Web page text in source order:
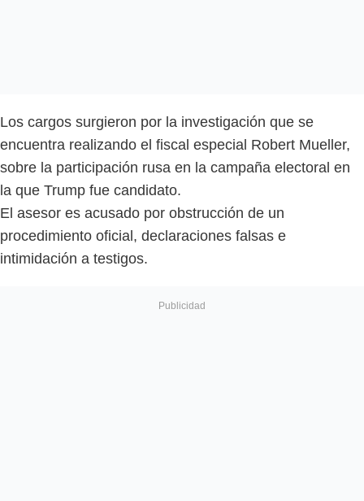
Los cargos surgieron por la investigación que se
encuentra realizando el fiscal especial Robert Mueller,
sobre la participación rusa en la campaña electoral en
la que Trump fue candidato.
El asesor es acusado por obstrucción de un
procedimiento oficial, declaraciones falsas e
intimidación a testigos.